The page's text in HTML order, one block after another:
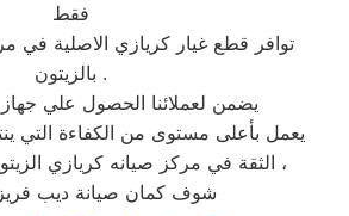
فقط
» توافر قطع غيار كريازي الاصلية في
بالزيتون .
يضمن لعملائنا الحصول علي
يعمل بأعلى مستوى من الكفاءة التي
الثقة في مركز صيانه كريازي الزيتون المعتمد بالزيتون ،
شوف كمان صيانة ديب